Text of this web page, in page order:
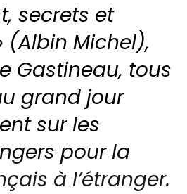
secrets et
(Albin Michel),
Gastineau, tous
grand jour
sur les
pour la
à l’étranger.